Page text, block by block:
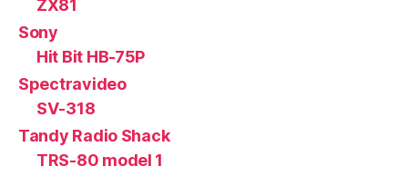
ZX81
Sony
Hit Bit HB-75P
Spectravideo
SV-318
Tandy Radio Shack
TRS-80 model 1